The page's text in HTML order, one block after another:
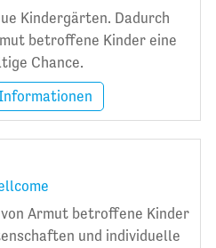
Kindergärten. Dadurch
betroffene Kinder eine
Chance.
Armut betroffene Kinder
und individuelle